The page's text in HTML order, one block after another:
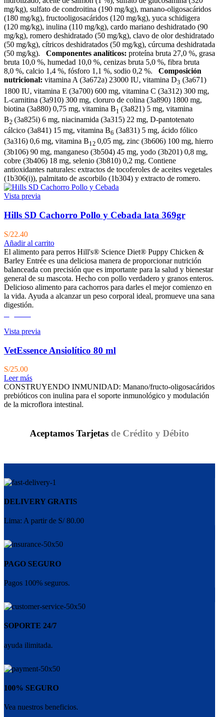
mg/kg), sulfato de condroitina (190 mg/kg), manano-oligosacáridos
(180 mg/kg), fructooligosacáridos (120 mg/kg), yuca schidigera
(120 mg/kg), inulina (110 mg/kg), cardo mariano deshidratado (90
mg/kg), romero deshidratado (50 mg/kg), clavo de olor deshidratado
(50 mg/kg), cítricos deshidratados (50 mg/kg), cúrcuma deshidratada
(50 mg/kg). Componentes analíticos: proteína bruta 27,0 %, grasa
bruta 10,0 %, humedad 10,0 %, cenizas bruta 5,0 %, fibra bruta
8,0 %, calcio 1,4 %, fósforo 1,1 %, sodio 0,2 %. Composición
nutricional: vitamina A (3a672a) 23000 IU, vitamina D3 (3a671)
1800 IU, vitamina E (3a700) 600 mg, vitamina C (3a312) 300 mg,
L-carnitina (3a910) 300 mg, cloruro de colina (3a890) 1800 mg,
biotina (3a880) 0,75 mg, vitamina B1 (3a821) 5 mg, vitamina
B2 (3a825i) 6 mg, niacinamida (3a315) 22 mg, D-pantotenato
cálcico (3a841) 15 mg, vitamina B6 (3a831) 5 mg, ácido fólico
(3a316) 0,6 mg, vitamina B12 0,05 mg, zinc (3b606) 100 mg, hierro
(3b106) 90 mg, manganeso (3b504) 45 mg, yodo (3b201) 0,8 mg,
cobre (3b406) 18 mg, selenio (3b810) 0,2 mg. Contiene
antioxidantes naturales: extractos de tocoferoles de aceites vegetales
(1b306(i)), palmitato de ascorbilo (1b304) y extracto de romero.
Vista previa
Hills SD Cachorro Pollo y Cebada lata 369gr
S/22.40
Añadir al carrito
El alimento para perros Hill's® Science Diet® Puppy Chicken &
Barley Entrée es una deliciosa manera de proporcionar nutrición
balanceada con precisión que es importante para la salud y bienestar
general de su mascota. Hecho con pollo verdadero y granos enteros.
Delicioso alimento para cachorros para darles el mejor comienzo en
la vida. Ayuda a alcanzar un peso corporal ideal, promueve una sana
digestión.
Vista previa
VetEssence Ansiolítico 80 ml
S/25.00
Leer más
CONSTRUYENDO INMUNIDAD: Manano/fructo-oligosacáridos
prebióticos con inulina para el soporte inmunológico y modulación
de la microflora intestinal.
Aceptamos Tarjetas de Crédito y Débito
DELIVERY GRATIS
Lima: A partir de S/ 80.00
PAGO SEGURO
Pagos 100% seguros.
SOPORTE 24/7
ayuda ilimitada.
100% SEGURO
Vea nuestros beneficios.